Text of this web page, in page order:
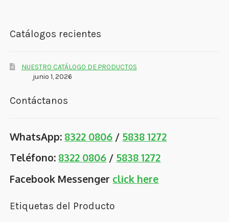
Catálogos recientes
NUESTRO CATÁLOGO DE PRODUCTOS
junio 1, 2026
Contáctanos
WhatsApp: 8322 0806 / 5838 1272
Teléfono: 8322 0806 / 5838 1272
Facebook Messenger click here
Etiquetas del Producto